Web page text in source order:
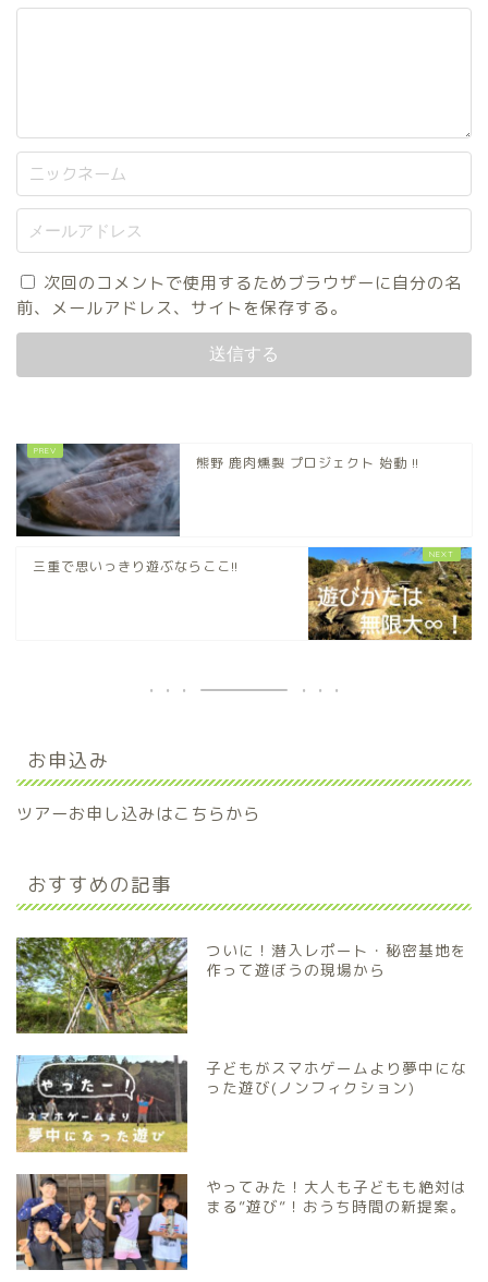
次回のコメントで使用するためブラウザーに自分の名
前、メールアドレス、サイトを保存する。
熊野 鹿肉燻製 プロジェクト 始動 !!
三重で思いっきり遊ぶならここ!!
お申込み
ツアーお申し込みはこちらから
おすすめの記事
ついに！潜入レポート・秘密基地を
作って遊ぼうの現場から
子どもがスマホゲームより夢中にな
った遊び(ノンフィクション)
やってみた！大人も子どもも絶対は
まる”遊び”！おうち時間の新提案。